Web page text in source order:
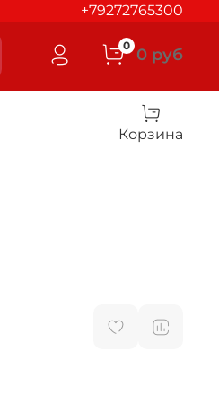
+79272765300
0 0 руб
Корзина